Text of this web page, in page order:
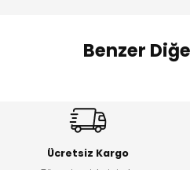
Benzer
Dantelya Kız Çocuk Tişört
Puba
Ücretsiz Kargo